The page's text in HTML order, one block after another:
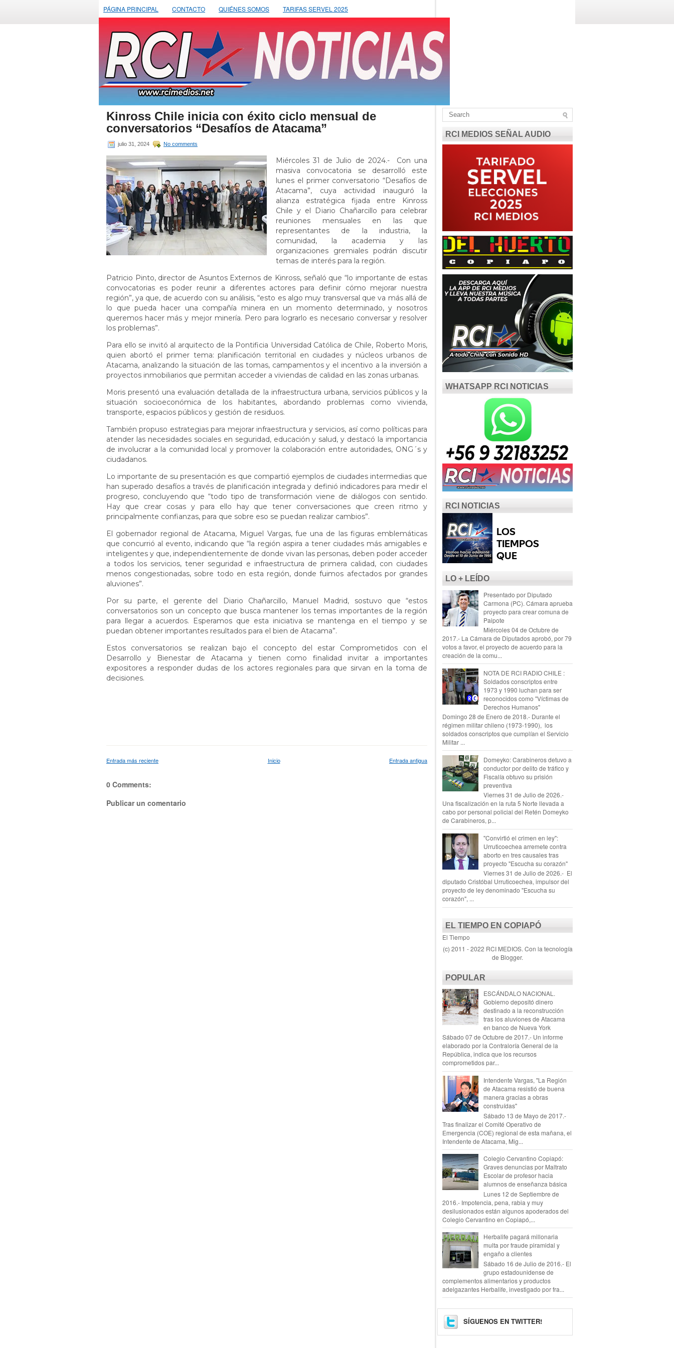
PÁGINA PRINCIPAL CONTACTO QUIÉNES SOMOS TARIFAS SERVEL 2025
Kinross Chile inicia con éxito ciclo mensual de
conversatorios “Desafíos de Atacama”
julio 31, 2024 No comments
Miércoles 31 de Julio de 2024.- Con una
masiva convocatoria se desarrolló este
lunes el primer conversatorio “Desafíos de
Atacama”, cuya actividad inauguró la
alianza estratégica fijada entre Kinross
Chile y el Diario Chañarcillo para celebrar
reuniones mensuales en las que
representantes de la industria, la
comunidad, la academia y las
organizaciones gremiales podrán discutir
temas de interés para la región.
Patricio Pinto, director de Asuntos Externos de Kinross, señaló que “lo importante de estas
convocatorias es poder reunir a diferentes actores para definir cómo mejorar nuestra
región”, ya que, de acuerdo con su análisis, “esto es algo muy transversal que va más allá de
lo que pueda hacer una compañía minera en un momento determinado, y nosotros
queremos hacer más y mejor minería. Pero para lograrlo es necesario conversar y resolver
los problemas”.
Para ello se invitó al arquitecto de la Pontificia Universidad Católica de Chile, Roberto Moris,
quien abortó el primer tema: planificación territorial en ciudades y núcleos urbanos de
Atacama, analizando la situación de las tomas, campamentos y el incentivo a la inversión a
proyectos inmobiliarios que permitan acceder a viviendas de calidad en las zonas urbanas.
Moris presentó una evaluación detallada de la infraestructura urbana, servicios públicos y la
situación socioeconómica de los habitantes, abordando problemas como vivienda,
transporte, espacios públicos y gestión de residuos.
También propuso estrategias para mejorar infraestructura y servicios, así como políticas para
atender las necesidades sociales en seguridad, educación y salud, y destacó la importancia
de involucrar a la comunidad local y promover la colaboración entre autoridades, ONG´s y
ciudadanos.
Lo importante de su presentación es que compartió ejemplos de ciudades intermedias que
han superado desafíos a través de planificación integrada y definió indicadores para medir el
progreso, concluyendo que “todo tipo de transformación viene de diálogos con sentido.
Hay que crear cosas y para ello hay que tener conversaciones que creen ritmo y
principalmente confianzas, para que sobre eso se puedan realizar cambios”.
El gobernador regional de Atacama, Miguel Vargas, fue una de las figuras emblemáticas
que concurrió al evento, indicando que “la región aspira a tener ciudades más amigables e
inteligentes y que, independientemente de donde vivan las personas, deben poder acceder
a todos los servicios, tener seguridad e infraestructura de primera calidad, con ciudades
menos congestionadas, sobre todo en esta región, donde fuimos afectados por grandes
aluviones”.
Por su parte, el gerente del Diario Chañarcillo, Manuel Madrid, sostuvo que “estos
conversatorios son un concepto que busca mantener los temas importantes de la región
para llegar a acuerdos. Esperamos que esta iniciativa se mantenga en el tiempo y se
puedan obtener importantes resultados para el bien de Atacama”.
Estos conversatorios se realizan bajo el concepto del estar Comprometidos con el
Desarrollo y Bienestar de Atacama y tienen como finalidad invitar a importantes
expositores a responder dudas de los actores regionales para que sirvan en la toma de
decisiones.
Entrada más reciente Entrada antigua
Inicio
0 Comments:
Publicar un comentario
RCI MEDIOS SEÑAL AUDIO
WHATSAPP RCI NOTICIAS
RCI NOTICIAS
LO + LEÍDO
Presentado por Diputado
Carmona (PC). Cámara aprueba
proyecto para crear comuna de
Paipote
Miércoles 04 de Octubre de
2017.- La Cámara de Diputados aprobó, por 79
votos a favor, el proyecto de acuerdo para la
creación de la comu...
NOTA DE RCI RADIO CHILE :
Soldados conscriptos entre
1973 y 1990 luchan para ser
reconocidos como "Víctimas de
Derechos Humanos"
Domingo 28 de Enero de 2018.- Durante el
régimen militar chileno (1973-1990), los
soldados conscriptos que cumplían el Servicio
Militar ...
Domeyko: Carabineros detuvo a
conductor por delito de tráfico y
Fiscalía obtuvo su prisión
preventiva
Viernes 31 de Julio de 2026.-
Una fiscalización en la ruta 5 Norte llevada a
cabo por personal policial del Retén Domeyko
de Carabineros, p...
"Convirtió el crimen en ley":
Urruticoechea arremete contra
aborto en tres causales tras
proyecto "Escucha su corazón"
Viernes 31 de Julio de 2026.- El
diputado Cristóbal Urruticoechea, impulsor del
proyecto de ley denominado "Escucha su
corazón", ...
EL TIEMPO EN COPIAPÓ
El Tiempo
(c) 2011 - 2022 RCI MEDIOS. Con la tecnología
de Blogger.
POPULAR
ESCÁNDALO NACIONAL.
Gobierno depositó dinero
destinado a la reconstrucción
tras los aluviones de Atacama
en banco de Nueva York
Sábado 07 de Octubre de 2017.- Un informe
elaborado por la Contraloría General de la
República, indica que los recursos
comprometidos par...
Intendente Vargas, "La Región
de Atacama resistió de buena
manera gracias a obras
construídas"
Sábado 13 de Mayo de 2017.-
Tras finalizar el Comité Operativo de
Emergencia (COE) regional de esta mañana, el
Intendente de Atacama, Mig...
Colegio Cervantino Copiapó:
Graves denuncias por Maltrato
Escolar de profesor hacia
alumnos de enseñanza básica
Lunes 12 de Septiembre de
2016.- Impotencia, pena, rabia y muy
desilusionados están algunos apoderados del
Colegio Cervantino en Copiapó,...
Herbalife pagará millonaria
multa por fraude piramidal y
engaño a clientes
Sábado 16 de Julio de 2016.- El
grupo estadounidense de
complementos alimentarios y productos
adelgazantes Herbalife, investigado por fra...
SÍGUENOS EN TWITTER!